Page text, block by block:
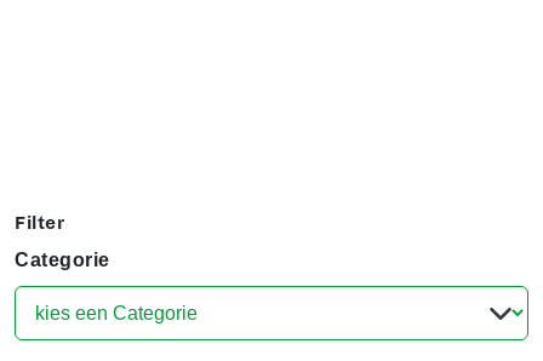
Filter
Categorie